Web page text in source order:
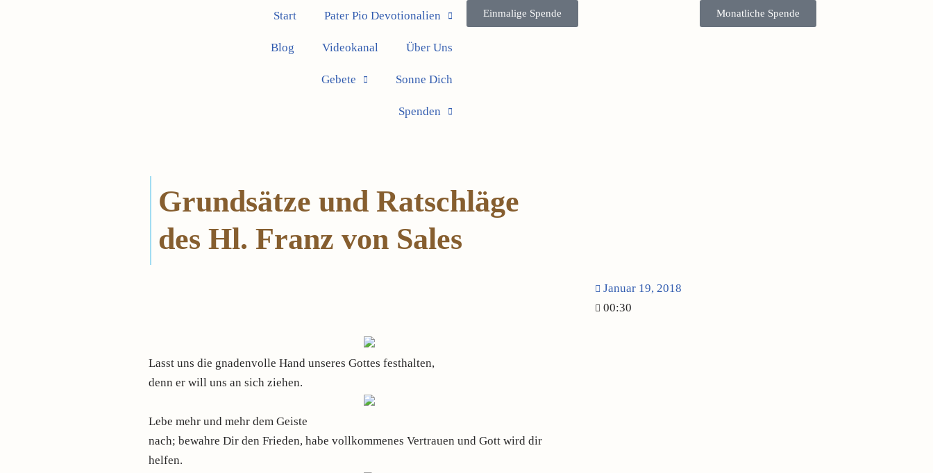
Start Pater Pio Devotionalien
Blog Videokanal Über Uns
Gebete Sonne Dich
Spenden
Einmalige Spende Monatliche Spende
Grundsätze und Ratschläge
des Hl. Franz von Sales
Januar 19, 2018
00:30
Lasst uns die gnadenvolle Hand unseres Gottes festhalten,
denn er will uns an sich ziehen.
Lebe mehr und mehr dem Geiste
nach; bewahre Dir den Frieden, habe vollkommenes Vertrauen und Gott wird dir
helfen.